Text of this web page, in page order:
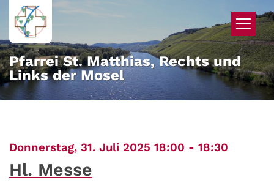
Zum Inhalt springen
Pfarrei St. Matthias, Rechts und
Links der Mosel
Donnerstag, 31. Juli 2025 18:00 - 18:30
Hl. Messe